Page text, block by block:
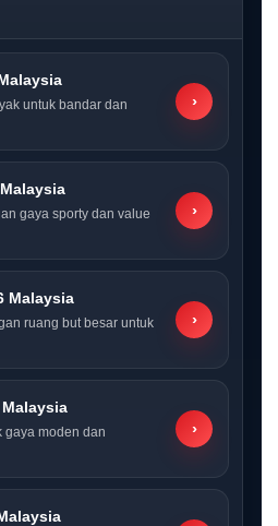
untuk bandar dan
›
gaya sporty dan value
›
Malaysia
ruang but besar untuk
›
gaya moden dan
›